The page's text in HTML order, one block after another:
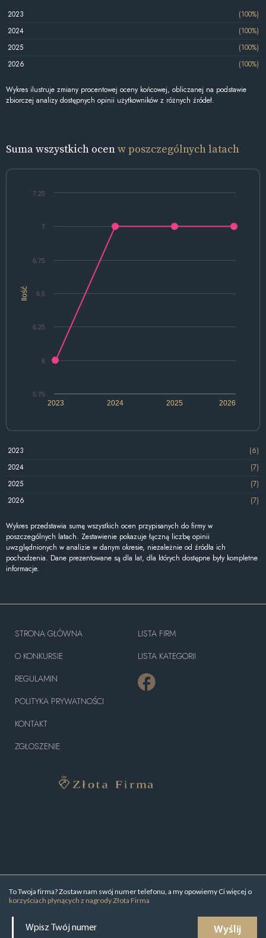
2023
(100%)
2024
(100%)
2025
(100%)
2026
(100%)
Wykres ilustruje zmiany procentowej oceny końcowej, obliczanej na podstawie
zbiorczej analizy dostępnych opinii użytkowników z różnych źródeł.
Suma wszystkich ocenw poszczególnych latach
Ilość
2024 2026
2023 2025
5.75
6
6.25
6.5
6.75
7
7.25
2023
(6)
2024
(7)
2025
(7)
2026
(7)
Wykres przedstawia sumę wszystkich ocen przypisanych do firmy w
poszczególnych latach. Zestawienie pokazuje łączną liczbę opinii
uwzględnionych w analizie w danym okresie, niezależnie od źródła ich
pochodzenia. Dane prezentowane są dla lat, dla których dostępne były kompletne
informacje.
To Twoja firma? Zostaw nam swój numer telefonu, a my opowiemy Ci więcej o
korzyściach płynących z nagrody Złota Firma
Wyślij
STRONA GŁÓWNA
O KONKURSIE
REGULAMIN
POLITYKA PRYWATNOŚCI
KONTAKT
ZGŁOSZENIE
LISTA FIRM
LISTA KATEGORII